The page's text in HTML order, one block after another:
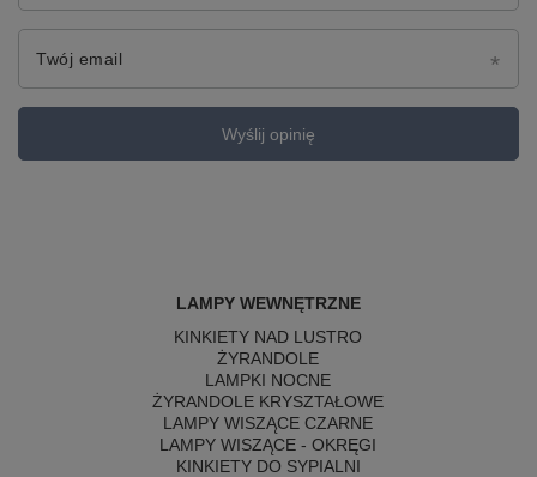
Twój email
Wyślij opinię
LAMPY WEWNĘTRZNE
KINKIETY NAD LUSTRO
ŻYRANDOLE
LAMPKI NOCNE
ŻYRANDOLE KRYSZTAŁOWE
LAMPY WISZĄCE CZARNE
LAMPY WISZĄCE - OKRĘGI
KINKIETY DO SYPIALNI